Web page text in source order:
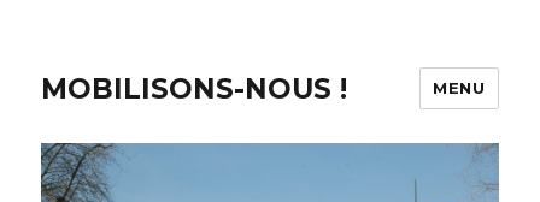
MOBILISONS-NOUS ! MENU